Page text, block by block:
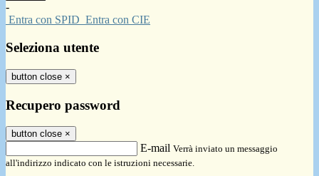
-
Entra con SPID Entra con CIE
Seleziona utente
button close ×
Recupero password
button close ×
E-mail Verrà inviato un messaggio
all'indirizzo indicato con le istruzioni necessarie.